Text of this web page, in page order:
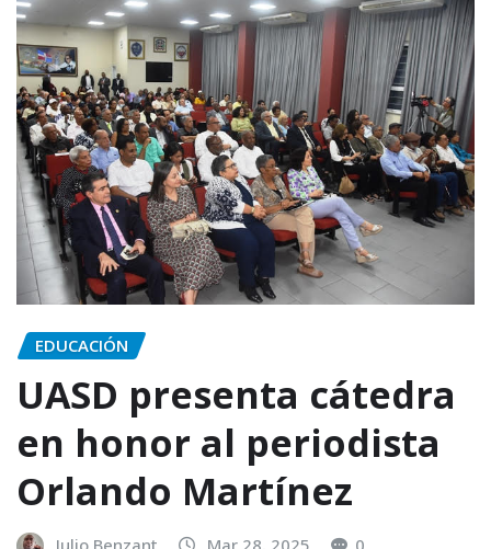
EDUCACIÓN
UASD presenta cátedra
en honor al periodista
Orlando Martínez
Julio Benzant Mar 28, 2025 0